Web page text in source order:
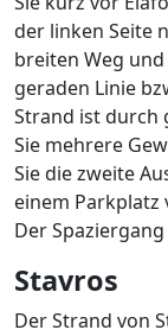
der linken Seite
breiten Weg
geraden Linie
Strand ist durch
Sie mehrere
Sie die zweite
einem
Der
Stavros
Der Strand von